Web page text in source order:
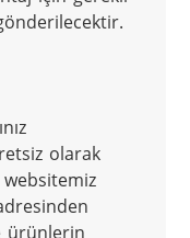
olarak
ürünlerin